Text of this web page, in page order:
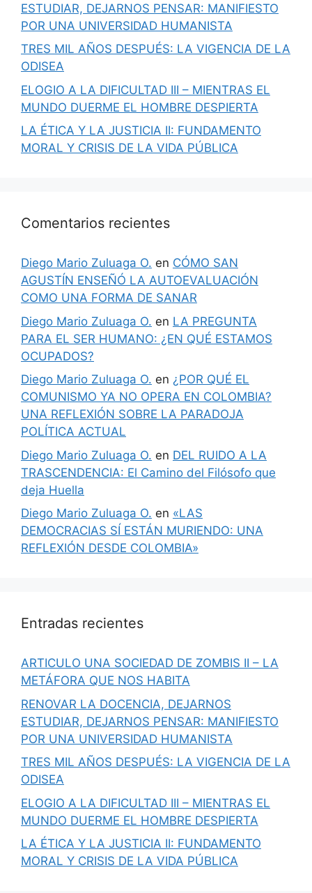
ESTUDIAR, DEJARNOS PENSAR: MANIFIESTO
POR UNA UNIVERSIDAD HUMANISTA
TRES MIL AÑOS DESPUÉS: LA VIGENCIA DE LA
ODISEA
ELOGIO A LA DIFICULTAD III – MIENTRAS EL
MUNDO DUERME EL HOMBRE DESPIERTA
LA ÉTICA Y LA JUSTICIA II: FUNDAMENTO
MORAL Y CRISIS DE LA VIDA PÚBLICA
Comentarios recientes
Diego Mario Zuluaga O. en CÓMO SAN
AGUSTÍN ENSEÑÓ LA AUTOEVALUACIÓN
COMO UNA FORMA DE SANAR
Diego Mario Zuluaga O. en LA PREGUNTA
PARA EL SER HUMANO: ¿EN QUÉ ESTAMOS
OCUPADOS?
Diego Mario Zuluaga O. en ¿POR QUÉ EL
COMUNISMO YA NO OPERA EN COLOMBIA?
UNA REFLEXIÓN SOBRE LA PARADOJA
POLÍTICA ACTUAL
Diego Mario Zuluaga O. en DEL RUIDO A LA
TRASCENDENCIA: El Camino del Filósofo que
deja Huella
Diego Mario Zuluaga O. en «LAS
DEMOCRACIAS SÍ ESTÁN MURIENDO: UNA
REFLEXIÓN DESDE COLOMBIA»
Entradas recientes
ARTICULO UNA SOCIEDAD DE ZOMBIS II – LA
METÁFORA QUE NOS HABITA
RENOVAR LA DOCENCIA, DEJARNOS
ESTUDIAR, DEJARNOS PENSAR: MANIFIESTO
POR UNA UNIVERSIDAD HUMANISTA
TRES MIL AÑOS DESPUÉS: LA VIGENCIA DE LA
ODISEA
ELOGIO A LA DIFICULTAD III – MIENTRAS EL
MUNDO DUERME EL HOMBRE DESPIERTA
LA ÉTICA Y LA JUSTICIA II: FUNDAMENTO
MORAL Y CRISIS DE LA VIDA PÚBLICA